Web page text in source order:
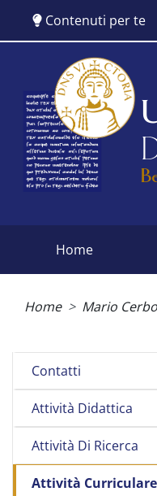
contenuto
Contenuti per te
menu
home
Home Mario
Contatti
Attività Didattica
Attività Di Ricerca
Attività Curriculare